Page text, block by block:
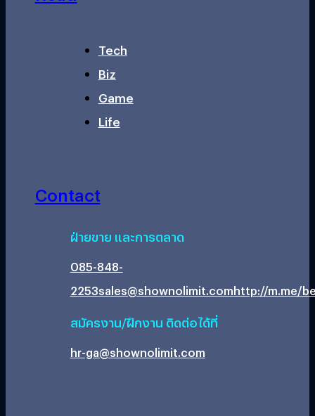
Tech
Biz
Game
Life
Contact
ฝ่ายขาย และการตลาด
085-848-
2253sales@shownolimit.comhttp://m.me/
สมัครงาน/ฝึกงาน ติดต่อได้ที่
hr-ga@shownolimit.com